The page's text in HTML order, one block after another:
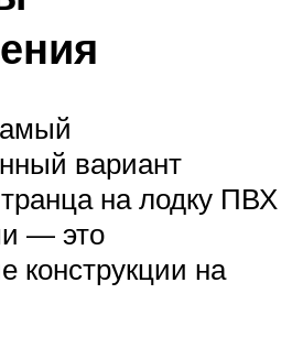
вариант
на лодку ПВХ
— это
конструкции на